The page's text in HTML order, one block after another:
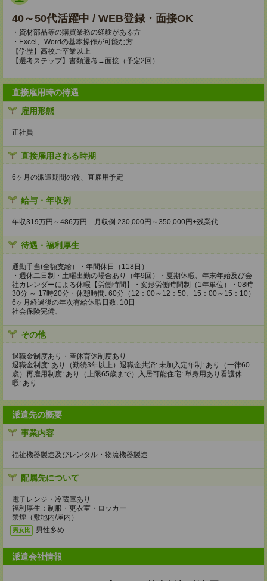
40～50代活躍中 / WEB登録・面接OK
・資材部品等の購買業務の経験がある方
・Excel、Wordの基本操作が可能な方
【学歴】高校ご卒業以上
【選考ステップ】書類選考→面接（予定2回）
直接雇用時の待遇
雇用形態
正社員
直接雇用される時期
6ヶ月の派遣期間の後、直雇用予定
給与・年収例
年収319万円～486万円 月収例 230,000円～350,000円+残業代
待遇・福利厚生
通勤手当(全額支給）・年間休日（118日）
・週休二日制・土曜出勤の場合あり（年9回）・夏期休暇、年末年始及び会
社カレンダーによる休暇【労働時間】・変形労働時間制（1年単位）・08時
30分 ～ 17時20分・休憩時間: 60分（12：00～12：50、15：00～15：10）
6ヶ月経過後の年次有給休暇日数: 10日
社会保険完備、
その他
退職金制度あり・産休育休制度あり
退職金制度: あり（勤続3年以上）退職金共済: 未加入定年制: あり（一律60
歳）再雇用制度: あり（上限65歳まで）入居可能住宅: 単身用あり看護休
暇: あり
派遣先の概要
事業内容
福祉機器製造及びレンタル・物流機器製造
配属先について
電子レンジ・冷蔵庫あり
福利厚生：制服・更衣室・ロッカー
禁煙（敷地内/屋内）
男女比 男性多め
派遣会社情報